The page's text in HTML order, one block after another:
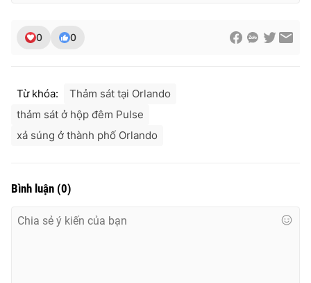
Phó Tổng Biên tập:
Nguyễn Thị Mỹ Hạnh, Phạm Quốc Thắng,
Nguyễn Trọng Ninh
Liên hệ quảng cáo:
0 0
Từ khóa:
Thảm sát tại Orlando
thảm sát ở hộp đêm Pulse
xả súng ở thành phố Orlando
Bình luận (0)